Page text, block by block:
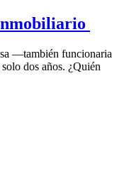
—también funcionaria
dos años. ¿Quién